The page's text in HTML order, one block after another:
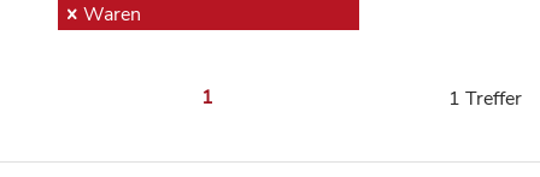
Waren
1 1 Treffer